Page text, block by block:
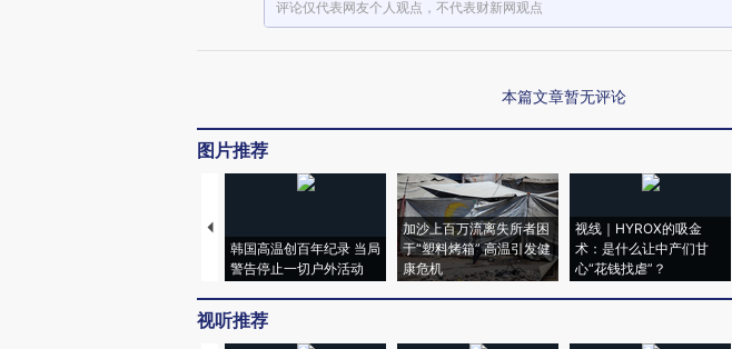
评论仅代表网友个人观点，不代表财新网观点
本篇文章暂无评论
图片推荐
韩国高温创百年纪录 当局
警告停止一切户外活动
加沙上百万流离失所者困
于“塑料烤箱” 高温引发健
康危机
视线｜HYROX的吸金
术：是什么让中产们甘
心“花钱找虐”？
视听推荐